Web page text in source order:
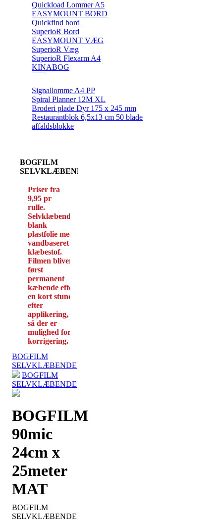
Quickload Lommer A5
EASYMOUNT BORD
Quickfind bord
SuperioR Bord
EASYMOUNT VÆG
SuperioR Væg
SuperioR Flexarm A4
KINABOG
Signallomme A4 PP
Spiral Planner 12M XL
Broderi plade Dyr 175 x 245 mm
Restaurantblok 6,5x13 cm 50 blade
affaldsblokke
BOGFILM
SELVKLÆBENDE
Priser fra
9,95 pr
rulle.
Selvklæbende,
blank
plastfolie med
vandbaseret
klæbestof.
Filmen bliver
først
permanent
kæbende efter
en kort stund
efter
applikering,
så der er
mulighed for
korrigering.
BOGFILM
SELVKLÆBENDE
BOGFILM
SELVKLÆBENDE
BOGFILM
90mic
24cm x
25meter
MAT
BOGFILM
SELVKLÆBENDE